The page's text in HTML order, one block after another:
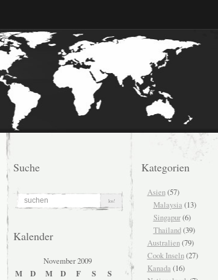
Suche
Kalender
November 2009
M
D M D F S
S
Kategorien
Asien(57)
Malaysia(13)
Singapur(6)
Thailand(39)
Australien(79)
Cook Inseln(27)
Kanada(16)